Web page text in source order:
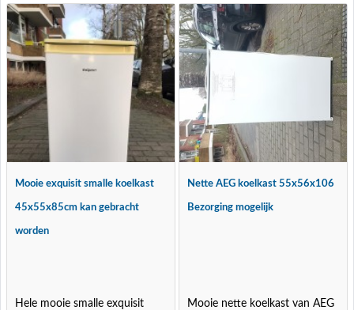
Mooie exquisit smalle koelkast
45x55x85cm kan gebracht
worden
Hele mooie smalle exquisit
Nette AEG koelkast 55x56x106
Bezorging mogelijk
Mooie nette koelkast van AEG